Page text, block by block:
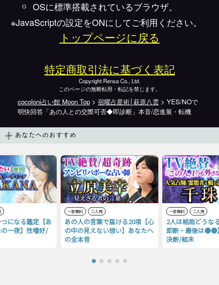
OSに標準搭載されているブラウザ。
※JavaScriptの設定をONにしてご利用ください。
トップページに戻る
特定商取引法に基づく表記
Copyright Rensa Co., Ltd.
このページの無断転用・転記を禁じます。
cocoloni占い館 Moon Top> 宿曜占星術│萩原八雲> YES/NOで
明快回答「あの人との交際可否◆即診断」本音/恋進展・転機
あなたへのおすすめ
になる鑑定【あ
一夜】性嗜好/
一部無料 二人用
あの人の言葉で届ける20項【心
の中の見えない想い】あなたへ
の全本音
一部無料 二人用
2人は結局どうな
即断・最後は●●
決断/結末